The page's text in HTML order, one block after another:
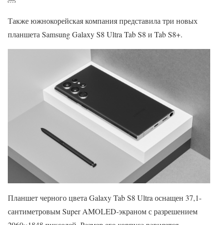
Также южнокорейская компания представила три новых
планшета Samsung Galaxy S8 Ultra Tab S8 и Tab S8+.
Планшет черного цвета Galaxy Tab S8 Ultra оснащен 37,1-
сантиметровым Super AMOLED-экраном с разрешением